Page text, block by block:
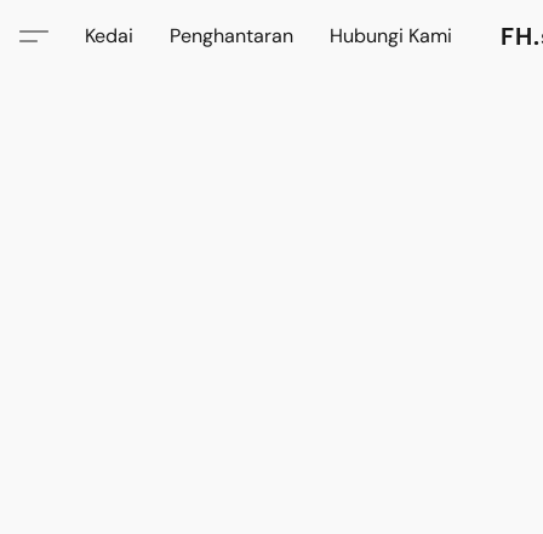
Kedai Penghantaran Hubungi Kami